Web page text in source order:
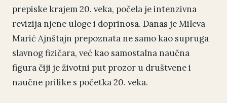
prepiske krajem 20. veka, počela je intenzivna
revizija njene uloge i doprinosa. Danas je Mileva
Marić Ajnštajn prepoznata ne samo kao supruga
slavnog fizičara, već kao samostalna naučna
figura čiji je životni put prozor u društvene i
naučne prilike s početka 20. veka.